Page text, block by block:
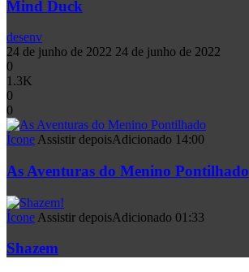
Mind Duck
desenv
24 de junho de 2022 24 de junho de 2022
0
1.3K
0
0
Ícone Assistir depoisAdicionado 14:00
As Aventuras do Menino Pontilhado
Ícone Assistir depoisAdicionado 01:33
Shazem